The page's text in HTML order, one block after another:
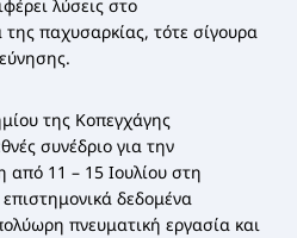
λύσεις στο
παχυσαρκίας, τότε σίγουρα
της Κοπεγχάγης
συνέδριο για την
από 11 – 15 Ιουλίου στη
δεδομένα
πνευματική εργασία και